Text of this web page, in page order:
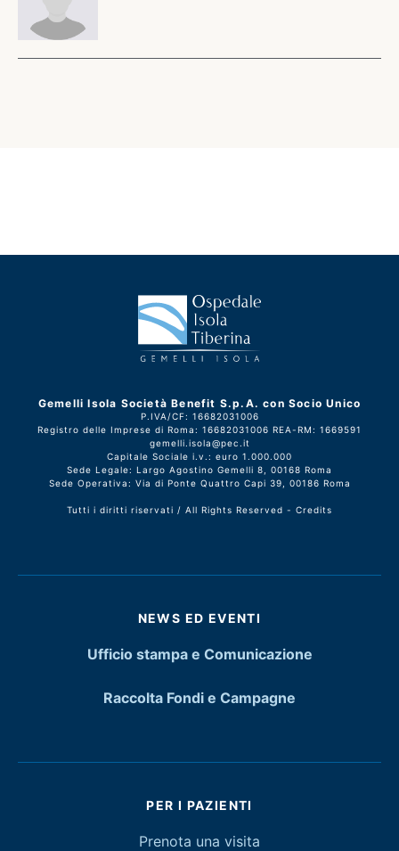
Gemelli Isola Società Benefit S.p.A. con Socio Unico
P.IVA/CF: 16682031006
Registro delle Imprese di Roma: 16682031006 REA-RM: 1669591
gemelli.isola@pec.it
Capitale Sociale i.v.: euro 1.000.000
Sede Legale: Largo Agostino Gemelli 8, 00168 Roma
Sede Operativa: Via di Ponte Quattro Capi 39, 00186 Roma
Tutti i diritti riservati / All Rights Reserved - Credits
NEWS ED EVENTI
Ufficio stampa e Comunicazione
Raccolta Fondi e Campagne
PER I PAZIENTI
Prenota una visita